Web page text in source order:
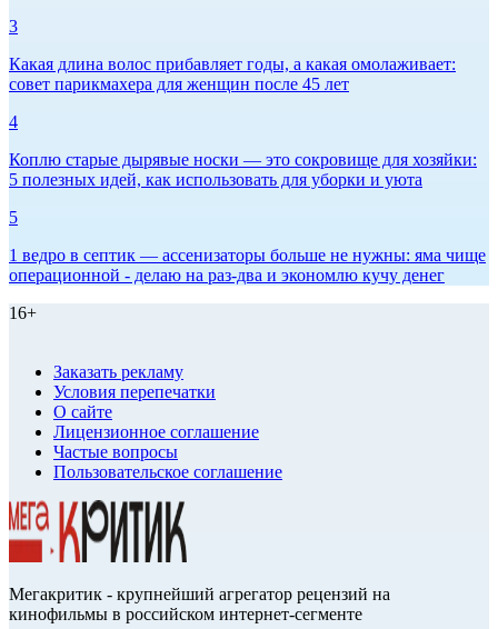
3
Какая длина волос прибавляет годы, а какая омолаживает:
совет парикмахера для женщин после 45 лет
4
Коплю старые дырявые носки — это сокровище для хозяйки:
5 полезных идей, как использовать для уборки и уюта
5
1 ведро в септик — ассенизаторы больше не нужны: яма чище
операционной - делаю на раз-два и экономлю кучу денег
16+
Заказать рекламу
Условия перепечатки
О сайте
Лицензионное соглашение
Частые вопросы
Пользовательское соглашение
Мегакритик - крупнейший агрегатор рецензий на
кинофильмы в российском интернет-сегменте